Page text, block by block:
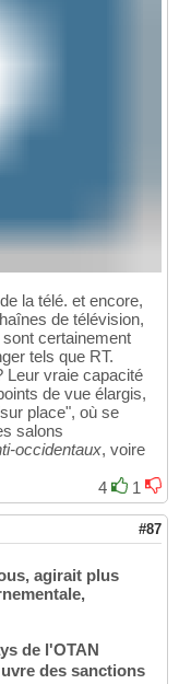
la télé. et encore,
de télévision,
certainement
tels que RT.
Leur vraie capacité
de vue élargis,
place", où se
salons
occidentaux, voire
4
1
#87
agirait plus
de l'OTAN
des sanctions